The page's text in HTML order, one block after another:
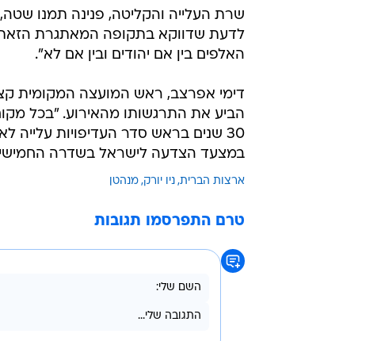
שרת העלייה והקליטה, פנינה תמנו
לדעת שדווקא בתקופה המאתגרת
האלפים בין אם יהודים ובין אם לא".
דימי אפרצב, ראש המועצה המקומית
הביע את התרגשותו מהאירוע. "בכל
30 שנים בראש סדר העדיפויות עלייה
במצעד הצדעה לישראל בשדרה החמישית
ארצות הברית ניו יורק מנהטן
טרם התפרסמו תגובות